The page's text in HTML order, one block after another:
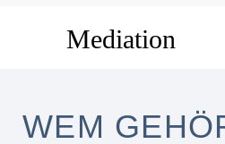
Mediation
WEM